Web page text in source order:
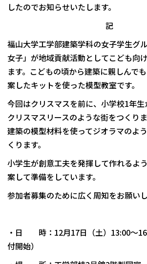
したのでお知らせいたします。
記
福山大学工学部建築学科の女子学生グ
女子」が地域貢献活動としてこども向
ます。こどもの頃から建築に親しんで
案したキットを使った模型教室です。
今回はクリスマスを前に、小学校1年
クリスマスリースのような街をつくり
建築の模型材料を使ってジオラマのよ
くります。
小学生が創意工夫を発揮して作れるよ
案して準備をしています。
参加者募集のために広く周知をお願いし
・日 時：12月17日（土）13:00～
付開始）